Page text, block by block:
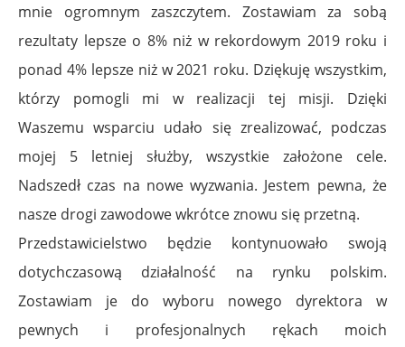
mnie ogromnym zaszczytem. Zostawiam za sobą
rezultaty lepsze o 8% niż w rekordowym 2019 roku i
ponad 4% lepsze niż w 2021 roku. Dziękuję wszystkim,
którzy pomogli mi w realizacji tej misji. Dzięki
Waszemu wsparciu udało się zrealizować, podczas
mojej 5 letniej służby, wszystkie założone cele.
Nadszedł czas na nowe wyzwania. Jestem pewna, że
nasze drogi zawodowe wkrótce znowu się przetną.
Przedstawicielstwo będzie kontynuowało swoją
dotychczasową działalność na rynku polskim.
Zostawiam je do wyboru nowego dyrektora w
pewnych i profesjonalnych rękach moich